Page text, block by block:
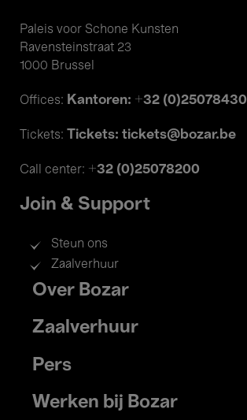
Paleis voor Schone Kunsten
Ravensteinstraat 23
1000 Brussel
Offices: Kantoren: +32 (0)25078430
Tickets: Tickets: tickets@bozar.be
Call center: +32 (0)25078200
Join & Support
Steun ons
Zaalverhuur
Footer
menu
Over Bozar
Zaalverhuur
Pers
Werken bij Bozar